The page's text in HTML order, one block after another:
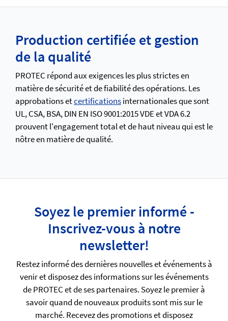
Production certifiée et gestion
de la qualité
PROTEC répond aux exigences les plus strictes en
matière de sécurité et de fiabilité des opérations. Les
approbations etcertificationsinternationales que sont
UL, CSA, BSA, DIN EN ISO 9001:2015 VDE et VDA 6.2
prouvent l'engagement total et de haut niveau qui est le
nôtre en matière de qualité.
Soyez le premier informé -
Inscrivez-vous à notre
newsletter!
Restez informé des dernières nouvelles et événements à
venir et disposez des informations sur les événements
de PROTEC et de ses partenaires. Soyez le premier à
savoir quand de nouveaux produits sont mis sur le
marché. Recevez des promotions et disposez